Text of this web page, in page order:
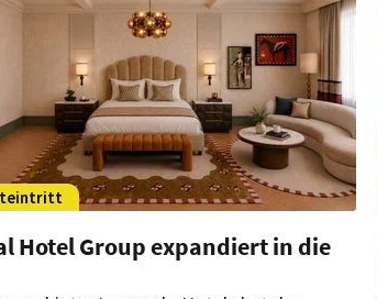
Hotel Group expandiert in die